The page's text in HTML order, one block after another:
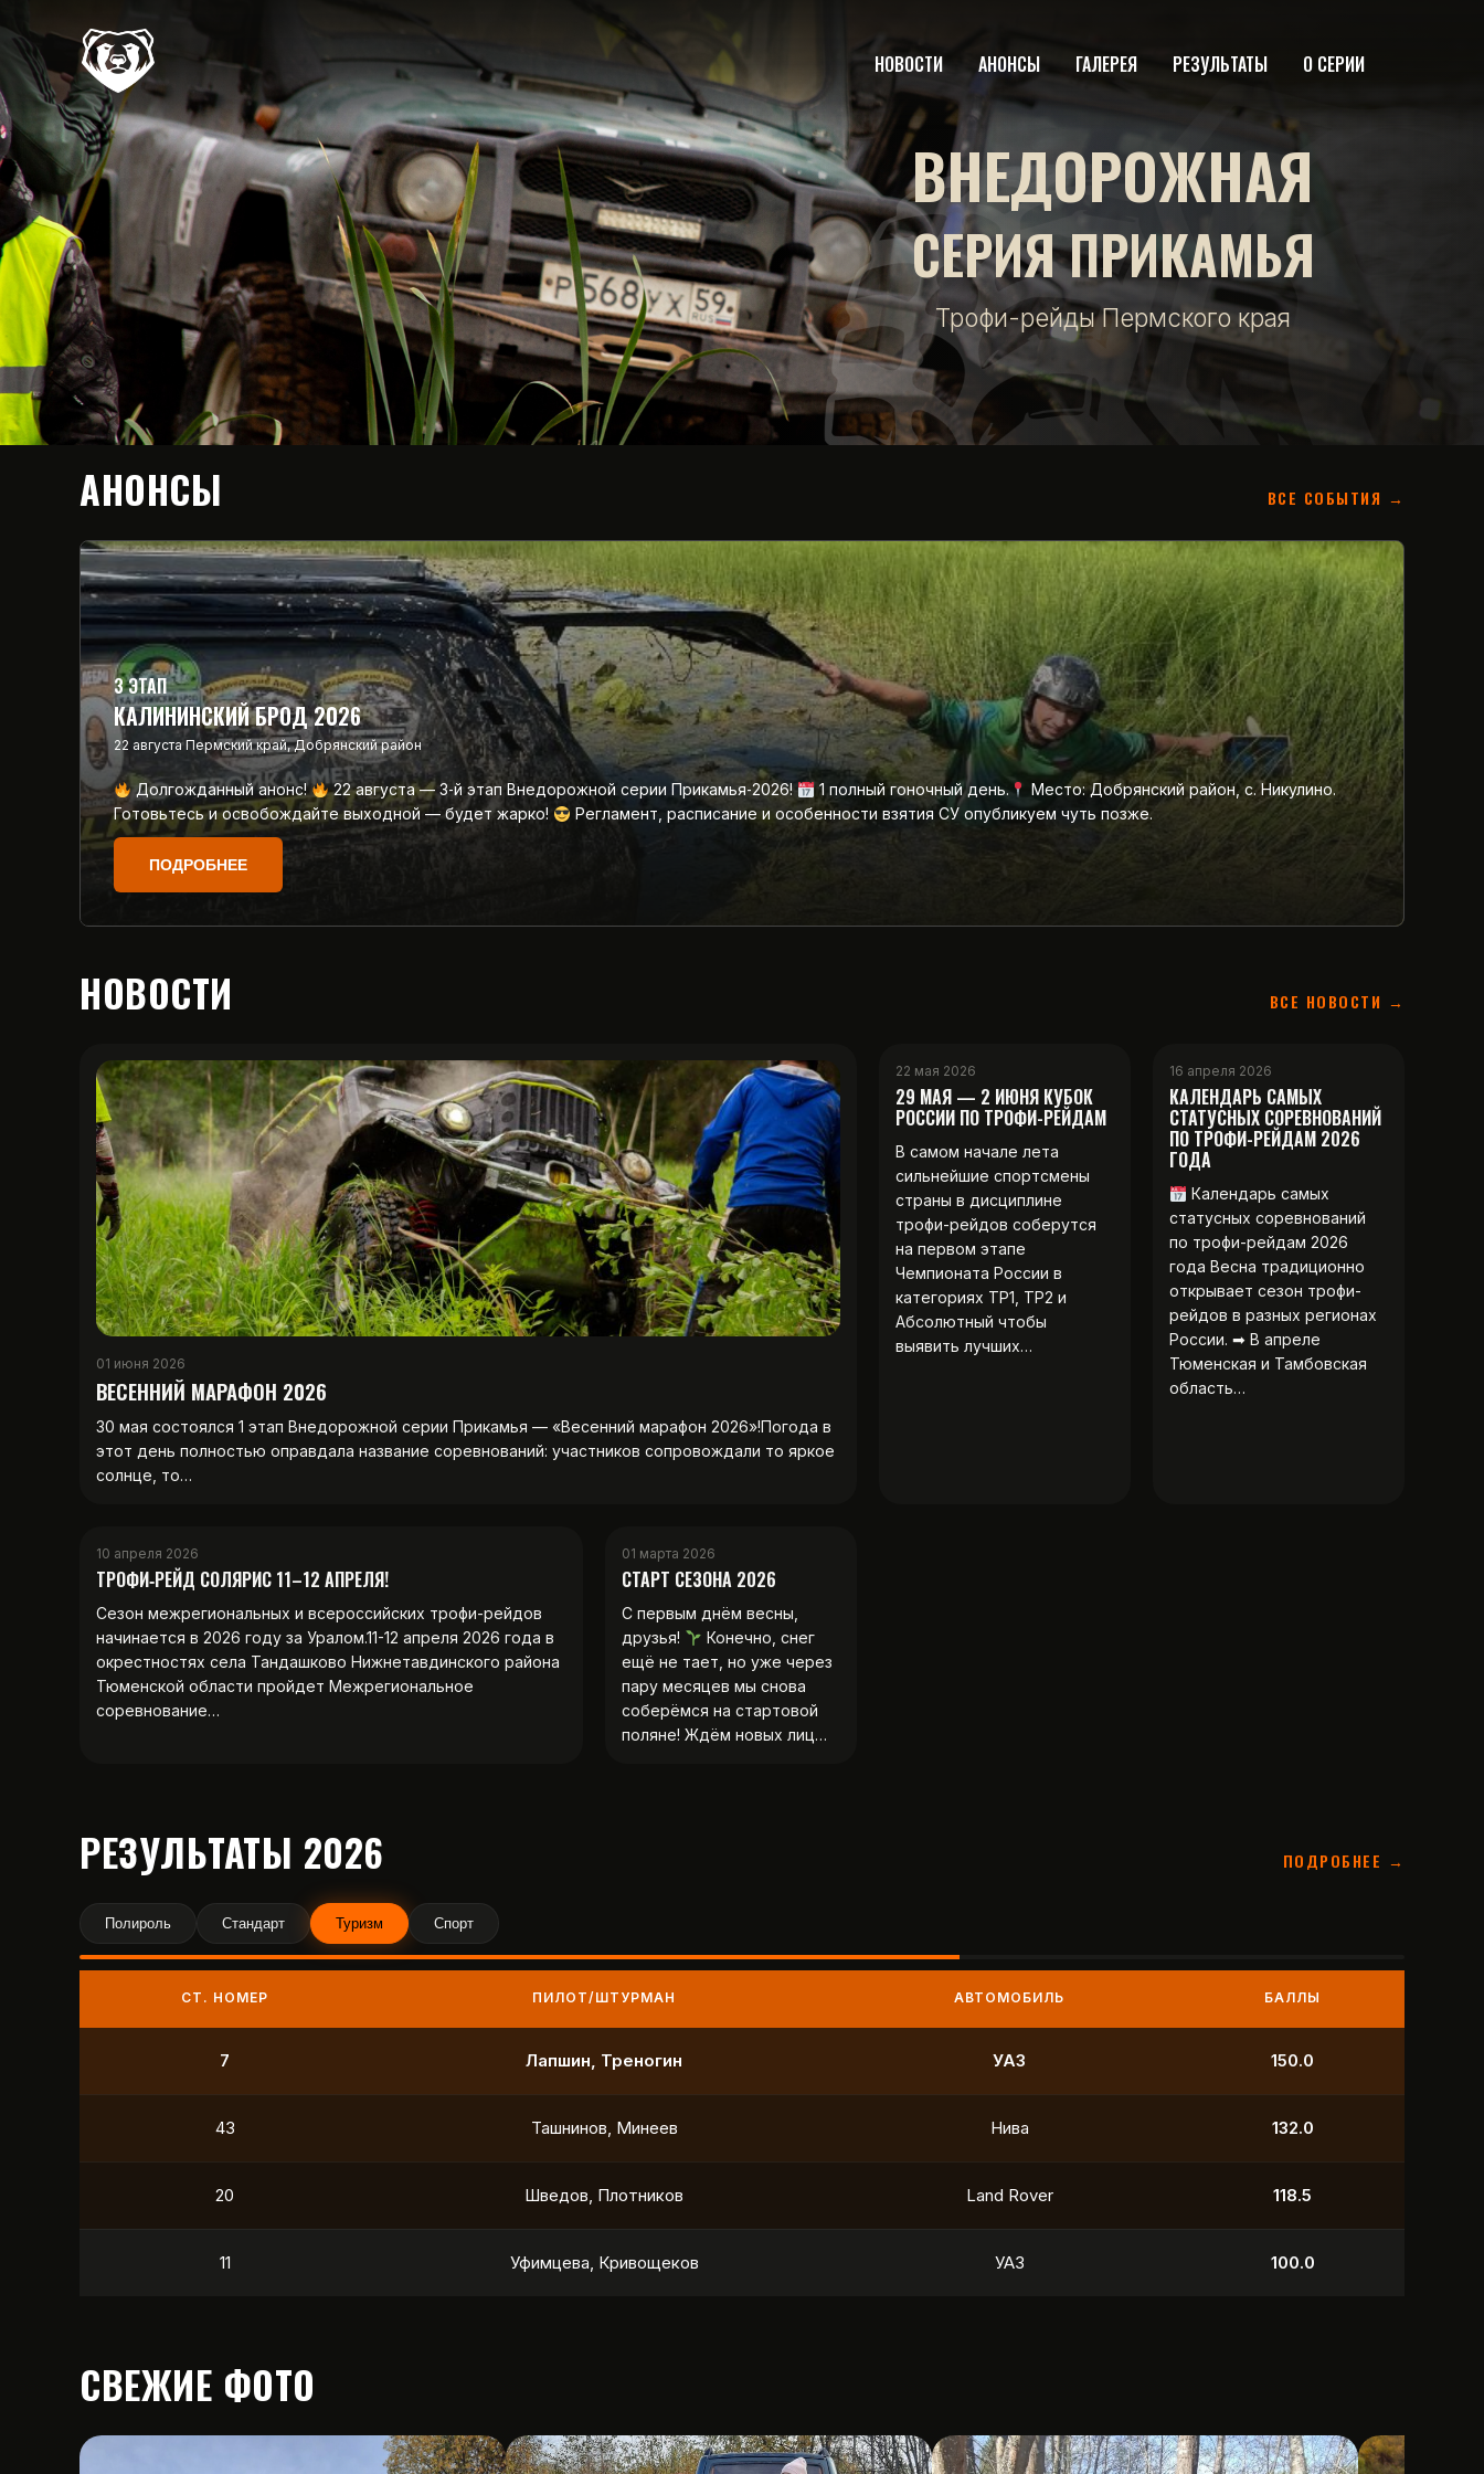
НОВОСТИ АНОНСЫ ГАЛЕРЕЯ РЕЗУЛЬТАТЫ О СЕРИИ
ВНЕДОРОЖНАЯ
СЕРИЯ ПРИКАМЬЯ
Трофи-рейды Пермского края
АНОНСЫ ВСЕ СОБЫТИЯ →
3 ЭТАП
КАЛИНИНСКИЙ БРОД 2026
22 августа Пермский край, Добрянский район
Долгожданный анонс! 22 августа — 3‑й этап Внедорожной серии Прикамья‑2026! 1 полный гоночный день.
Место: Добрянский район, с. Никулино.
Готовьтесь и освобождайте выходной — будет жарко!
Регламент, расписание и особенности взятия СУ опубликуем чуть позже.
ПОДРОБНЕЕ
НОВОСТИ ВСЕ НОВОСТИ →
01 июня 2026
ВЕСЕННИЙ МАРАФОН 2026
30 мая состоялся 1 этап Внедорожной серии Прикамья — «Весенний марафон 2026»!Погода в
этот день полностью оправдала название соревнований: участников сопровождали то яркое
солнце, то…
22 мая 2026
29 МАЯ — 2 ИЮНЯ КУБОК
РОССИИ ПО ТРОФИ-РЕЙДАМ
В самом начале лета
сильнейшие спортсмены
страны в дисциплине
трофи-рейдов соберутся
на первом этапе
Чемпионата России в
категориях ТР1, ТР2 и
Абсолютный чтобы
выявить лучших…
16 апреля 2026
КАЛЕНДАРЬ САМЫХ
СТАТУСНЫХ СОРЕВНОВАНИЙ
ПО ТРОФИ-РЕЙДАМ 2026
ГОДА
Календарь самых
статусных соревнований
по трофи-рейдам 2026
года Весна традиционно
открывает сезон трофи-
рейдов в разных регионах
России. ➡ В апреле
Тюменская и Тамбовская
область…
10 апреля 2026
ТРОФИ‑РЕЙД СОЛЯРИС 11–12 АПРЕЛЯ!
Сезон межрегиональных и всероссийских трофи-рейдов
начинается в 2026 году за Уралом.11-12 апреля 2026 года в
окрестностях села Тандашково Нижнетавдинского района
Тюменской области пройдет Межрегиональное
соревнование…
01 марта 2026
СТАРТ СЕЗОНА 2026
С первым днём весны,
друзья!
Конечно, снег
ещё не тает, но уже через
пару месяцев мы снова
соберёмся на стартовой
поляне! Ждём новых лиц…
РЕЗУЛЬТАТЫ 2026 ПОДРОБНЕЕ →
Полироль Стандарт Туризм Спорт
СТ. НОМЕР ПИЛОТ/ШТУРМАН АВТОМОБИЛЬ БАЛЛЫ
222 Качайло, Белкин Нива 250.0
6 Ахмаров, Кудымов УАЗ 132.0
37 Широков, Капленко Toyota 118.5
26 Смыслов, Тютиков Toyota 106.5
СВЕЖИЕ ФОТО